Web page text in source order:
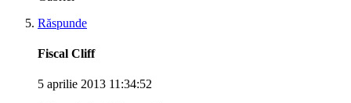
Răspunde
Fiscal Cliff
5 aprilie 2013 11:34:52